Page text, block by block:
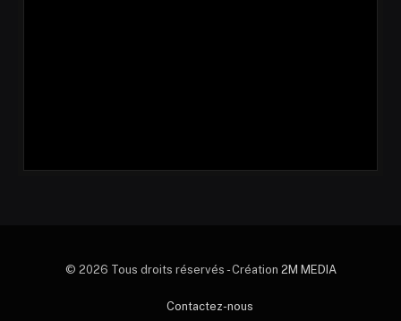
© 2026 Tous droits réservés - Création 2M MEDIA
Contactez-nous